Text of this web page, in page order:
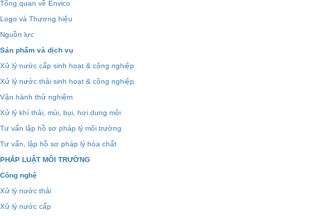
Tổng quan về Envico
Logo và Thương hiệu
Nguồn lực
Sản phẩm và dịch vụ
Xử lý nước cấp sinh hoạt & công nghiệp
Xử lý nước thải sinh hoạt & công nghiệp
Vận hành thử nghiệm
Xử lý khí thải, mùi, bụi, hơi dung môi
Tư vấn lập hồ sơ pháp lý môi trường
Tư vấn, lập hồ sơ pháp lý hóa chất
PHÁP LUẬT MÔI TRƯỜNG
Công nghệ
Xử lý nước thải
Xử lý nước cấp